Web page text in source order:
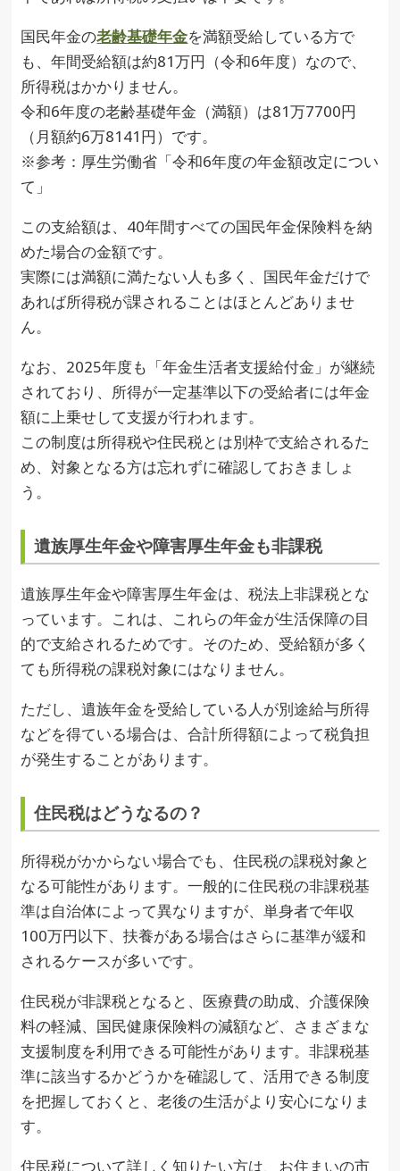
国民年金の老齢基礎年金を満額受給している方で
も、年間受給額は約81万円（令和6年度）なので、
所得税はかかりません。
令和6年度の老齢基礎年金（満額）は81万7700円
（月額約6万8141円）です。
※参考：厚生労働省「令和6年度の年金額改定につい
て」
この支給額は、40年間すべての国民年金保険料を納
めた場合の金額です。
実際には満額に満たない人も多く、国民年金だけで
あれば所得税が課されることはほとんどありませ
ん。
なお、2025年度も「年金生活者支援給付金」が継続
されており、所得が一定基準以下の受給者には年金
額に上乗せして支援が行われます。
この制度は所得税や住民税とは別枠で支給されるた
め、対象となる方は忘れずに確認しておきましょ
う。
遺族厚生年金や障害厚生年金も非課税
遺族厚生年金や障害厚生年金は、税法上非課税とな
っています。これは、これらの年金が生活保障の目
的で支給されるためです。そのため、受給額が多く
ても所得税の課税対象にはなりません。
ただし、遺族年金を受給している人が別途給与所得
などを得ている場合は、合計所得額によって税負担
が発生することがあります。
住民税はどうなるの？
所得税がかからない場合でも、住民税の課税対象と
なる可能性があります。一般的に住民税の非課税基
準は自治体によって異なりますが、単身者で年収
100万円以下、扶養がある場合はさらに基準が緩和
されるケースが多いです。
住民税が非課税となると、医療費の助成、介護保険
料の軽減、国民健康保険料の減額など、さまざまな
支援制度を利用できる可能性があります。非課税基
準に該当するかどうかを確認して、活用できる制度
を把握しておくと、老後の生活がより安心になりま
す。
住民税について詳しく知りたい方は、お住まいの市